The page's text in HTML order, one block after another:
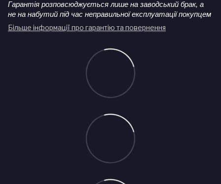
Гарантія розповсюджується лише на заводський брак, а
не на набутий під час неправильної експлуатації покупцем
Більше інформації про гарантію та повернення